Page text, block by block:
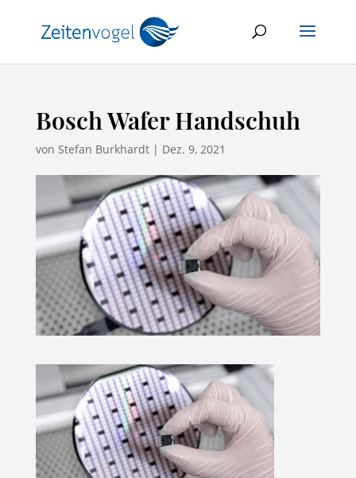
Bosch Wafer Handschuh
von Stefan Burkhardt| Dez. 9, 2021